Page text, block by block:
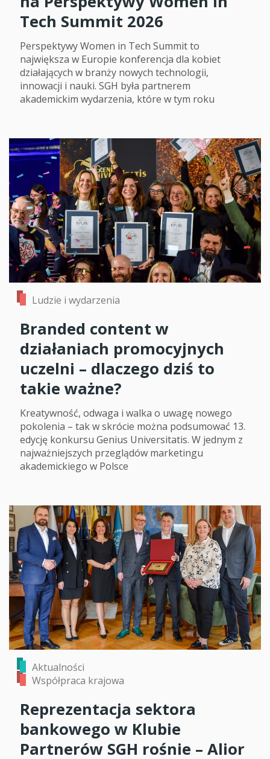
Tech Summit 2026
Perspektywy Women in Tech Summit to
największa w Europie konferencja dla kobiet
działających w branży nowych technologii,
innowacji i nauki. SGH była partnerem
akademickim wydarzenia, które w tym roku
Ludzie i wydarzenia
Branded content w
działaniach promocyjnych
uczelni – dlaczego dziś to
takie ważne?
Kreatywność, odwaga i walka o uwagę nowego
pokolenia – tak w skrócie można podsumować 13.
edycję konkursu Genius Universitatis. W jednym z
najważniejszych przeglądów marketingu
akademickiego w Polsce
Aktualności
Współpraca krajowa
Reprezentacja sektora
bankowego w Klubie
Partnerów SGH rośnie – Alior